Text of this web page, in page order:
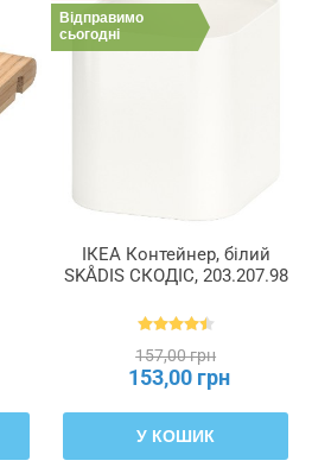
Відправимо
сьогодні
ІКЕА Контейнер, білий
SKÅDIS СКОДІС, 203.207.98
157,00 грн
153,00 грн
У КОШИК